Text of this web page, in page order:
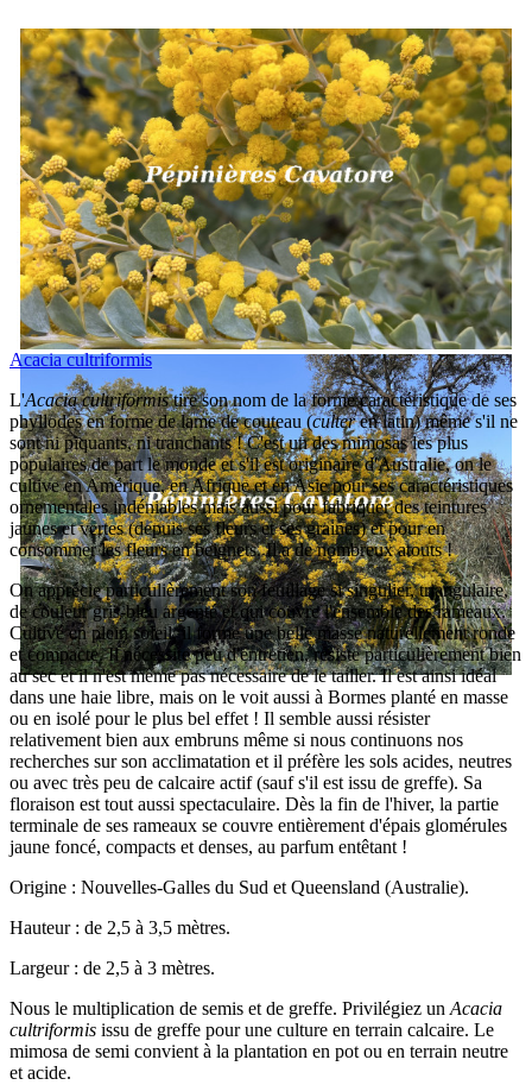
Acacia cultriformis
L'Acacia cultriformistire son nom de la forme caractéristique de ses
phyllodes en forme de lame de couteau (culteren latin) même s'il ne
sont ni piquants, ni tranchants ! C'est un des mimosas les plus
populaires de part le monde et s'il est originaire d'Australie, on le
cultive en Amérique, en Afrique et en Asie pour ses caractéristiques
ornementales indéniables mais aussi pour fabriquer des teintures
jaunes et vertes (depuis ses fleurs et ses graines) et pour en
consommer les fleurs en beignets. Il a de nombreux atouts !
On apprécie particulièrement son feuillage si singulier, triangulaire,
de couleur gris-bleu argenté et qui couvre l'ensemble des rameaux.
Cultivé en plein soleil, il forme une belle masse naturellement ronde
et compacte. Il nécessite peu d'entretien, résiste particulièrement bien
au sec et il n'est même pas nécessaire de le tailler. Il est ainsi idéal
dans une haie libre, mais on le voit aussi à Bormes planté en masse
ou en isolé pour le plus bel effet ! Il semble aussi résister
relativement bien aux embruns même si nous continuons nos
recherches sur son acclimatation et il préfère les sols acides, neutres
ou avec très peu de calcaire actif (sauf s'il est issu de greffe). Sa
floraison est tout aussi spectaculaire. Dès la fin de l'hiver, la partie
terminale de ses rameaux se couvre entièrement d'épais glomérules
jaune foncé, compacts et denses, au parfum entêtant !
Origine : Nouvelles-Galles du Sud et Queensland (Australie).
Hauteur : de 2,5 à 3,5 mètres.
Largeur : de 2,5 à 3 mètres.
Nous le multiplication de semis et de greffe. Privilégiez un Acacia
cultriformis issu de greffe pour une culture en terrain calcaire. Le
mimosa de semi convient à la plantation en pot ou en terrain neutre
et acide.